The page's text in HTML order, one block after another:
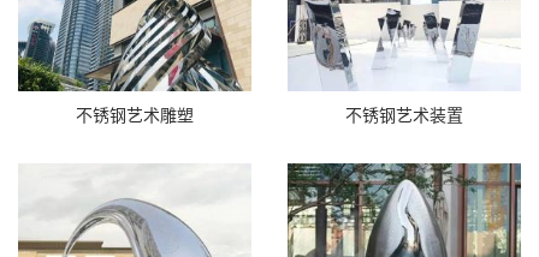
不锈钢艺术雕塑 不锈钢艺术装置